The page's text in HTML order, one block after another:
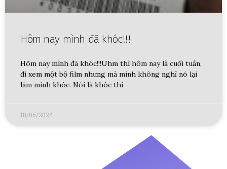
Hôm nay mình đã khóc!!!
Hôm nay mình đã khóc!!!Uhm thì hôm nay là cuối tuần,
đi xem một bộ film nhưng mà mình không nghĩ nó lại
làm mình khóc. Nói là khóc thì
18/05/2024